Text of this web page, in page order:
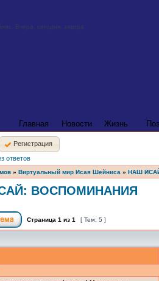
Главная Новости Жизнь
Регистрация
ответов
» Виртуальный мир Исая Шейниса » НАШ
ВОСПОМИНАНИЯ
Страница 1 из 1 [ Тем: 5 ]